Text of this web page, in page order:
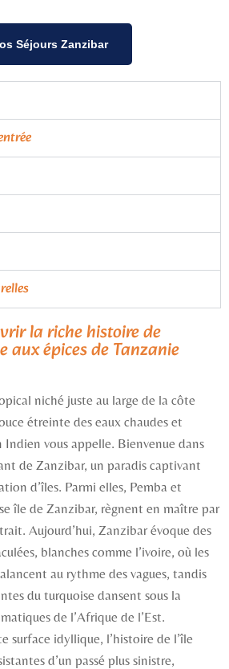
Séjours Zanzibar
la riche histoire de
aux épices de Tanzanie
niché juste au large de la côte
étreinte des eaux chaudes et
Indien vous appelle. Bienvenue dans
de Zanzibar, un paradis captivant
d’îles. Parmi elles, Pemba et
île de Zanzibar, règnent en maître par
Aujourd’hui, Zanzibar évoque des
blanches comme l’ivoire, où les
au rythme des vagues, tandis
du turquoise dansent sous la
de l’Afrique de l’Est.
surface idyllique, l’histoire de l’île
d’un passé plus sinistre,